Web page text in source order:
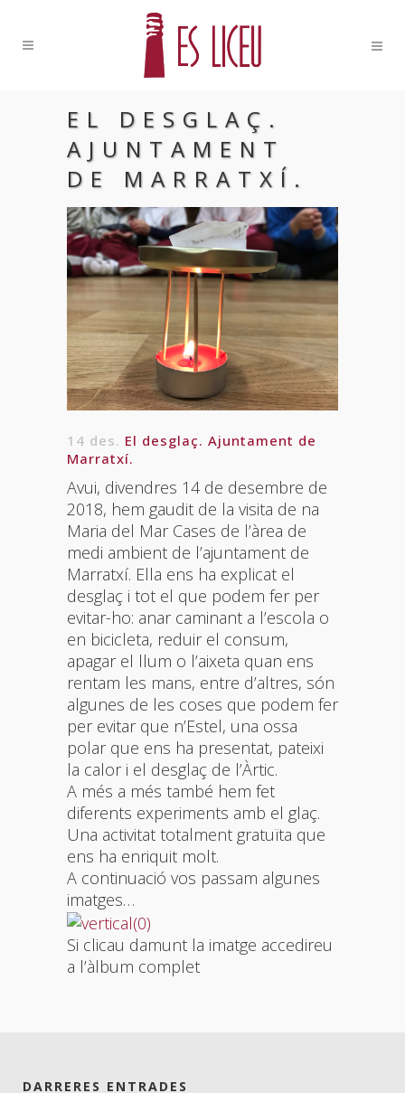
EL DESGLAÇ.
AJUNTAMENT
DE MARRATXÍ.
14 des. El desglaç. Ajuntament de
Marratxí.
Avui, divendres 14 de desembre de
2018, hem gaudit de la visita de na
Maria del Mar Cases de l’àrea de
medi ambient de l’ajuntament de
Marratxí. Ella ens ha explicat el
desglaç i tot el que podem fer per
evitar-ho: anar caminant a l’escola o
en bicicleta, reduir el consum,
apagar el llum o l’aixeta quan ens
rentam les mans, entre d’altres, són
algunes de les coses que podem fer
per evitar que n’Estel, una ossa
polar que ens ha presentat, pateixi
la calor i el desglaç de l’Àrtic.
A més a més també hem fet
diferents experiments amb el glaç.
Una activitat totalment gratuïta que
ens ha enriquit molt.
A continuació vos passam algunes
imatges…
Si clicau damunt la imatge accedireu
a l’àlbum complet
DARRERES ENTRADES